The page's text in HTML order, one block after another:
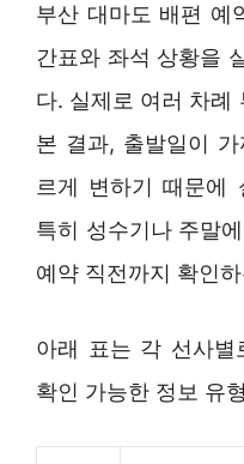
부산 대마도 배편 예
간표와 좌석 상황을
다. 실제로 여러 차례
본 결과, 출발일이
르게 변하기 때문에
특히 성수기나 주말
예약 직전까지 확인
아래 표는 각 선사별
확인 가능한 정보 유